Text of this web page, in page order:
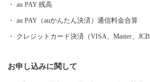
賑わう「さくらんぼ祭り」をはじめ、平成28
んぼの種吹きとばし大会」が世界記録に認定さ
んぼの妖精「チェリン」を市のイメージキャラ
au PAY 残高
au PAY（auかんたん決済）通信料金合算
クレジットカード決済（VISA、Master、JCB
お申し込みに関して